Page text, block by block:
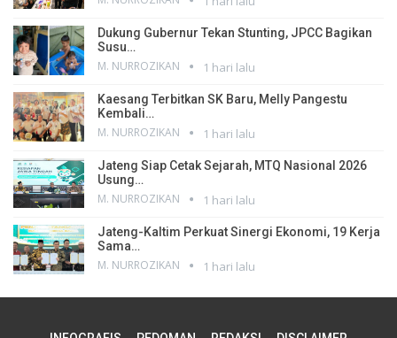
Dukung Gubernur Tekan Stunting, JPCC Bagikan
Susu…
M. NURROZIKAN 1 hari lalu
Kaesang Terbitkan SK Baru, Melly Pangestu
Kembali…
M. NURROZIKAN 1 hari lalu
Jateng Siap Cetak Sejarah, MTQ Nasional 2026
Usung…
M. NURROZIKAN 1 hari lalu
Jateng-Kaltim Perkuat Sinergi Ekonomi, 19 Kerja
Sama…
M. NURROZIKAN 1 hari lalu